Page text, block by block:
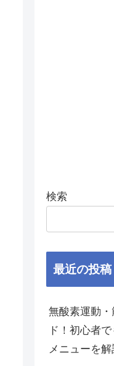
検索
最近の投稿
無酸素運動
ド！初心者
メニューを解